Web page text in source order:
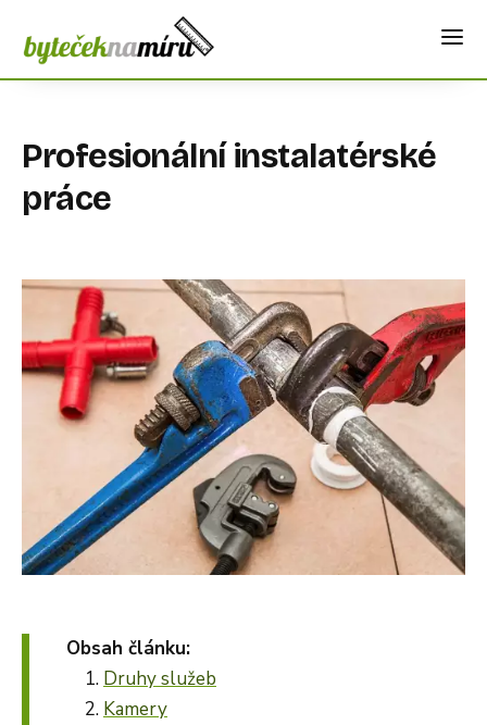
Profesionální instalatérské
práce
Obsah článku:
Druhy služeb
Kamery